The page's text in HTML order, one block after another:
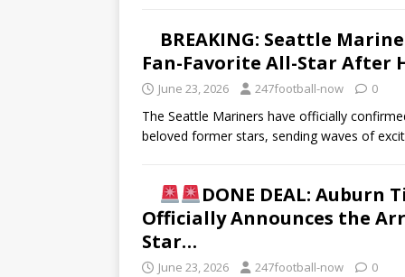
BREAKING: Seattle
Fan-Favorite All-Star After
June 23, 2026 247football-now 0
The Seattle Mariners have officially
beloved former stars, sending waves of
DONE DEAL: Auburn
Officially Announces the
Star…
June 23, 2026 247football-now 0